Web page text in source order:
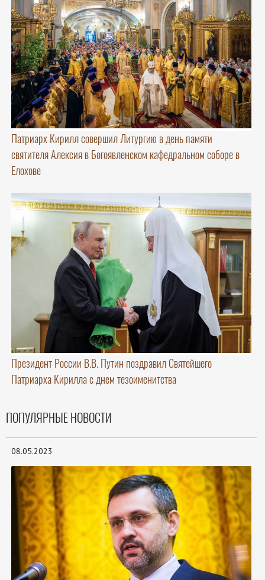
Патриарх Кирилл совершил Литургию в день памяти
святителя Алексия в Богоявленском кафедральном соборе в
Елохове
Президент России В.В. Путин поздравил Святейшего
Патриарха Кирилла с днем тезоименитства
ПОПУЛЯРНЫЕ НОВОСТИ
08.05.2023